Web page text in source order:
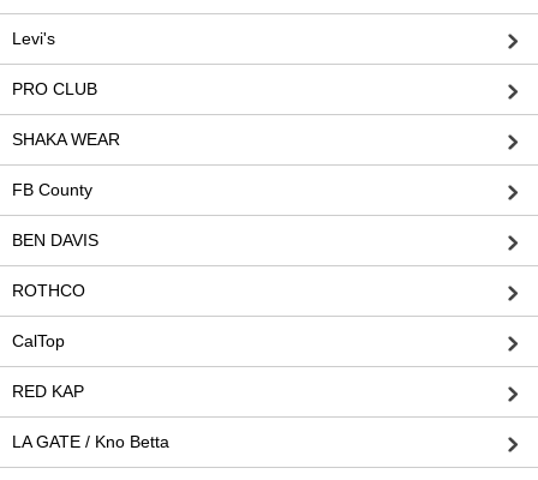
Levi's
PRO CLUB
SHAKA WEAR
FB County
BEN DAVIS
ROTHCO
CalTop
RED KAP
LA GATE / Kno Betta